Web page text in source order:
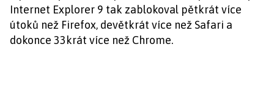
Internet Explorer 9 tak zablokoval pětkrát více
útoků než Firefox, devětkrát více než Safari a
dokonce 33krát více než Chrome.